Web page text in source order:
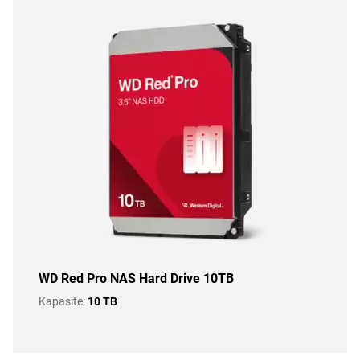
WD Red Pro NAS Hard Drive 10TB
Kapasite: 10 TB